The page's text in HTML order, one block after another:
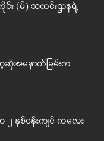
(မ်) သတင်းဌာနရဲ့
ဆိုအနောက်ခြမ်းက
၂ နှစ်ဝန်းကျင် ကလေး